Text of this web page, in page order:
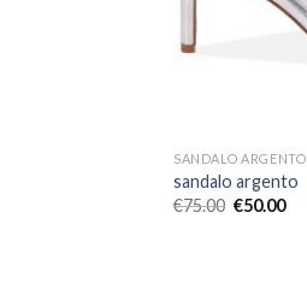
SANDALO ARGENTO
sandalo argento
€75.00 €50.00